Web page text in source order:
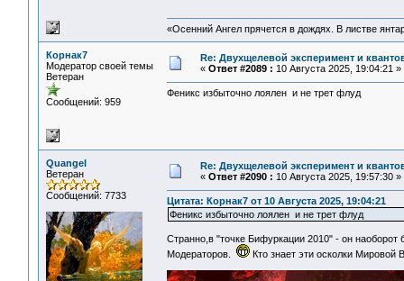
«Осенний Ангел прячется в дождях. В листве
Корнак7
Модератор своей темы
Ветеран
Сообщений: 959
Re: Двухщелевой эксперимент и
« Ответ #2089 : 10 Августа 2025, 19:04:21 »
Феникс избыточно лоялен и не трет флуд
Quangel
Ветеран
Сообщений: 7733
Re: Двухщелевой эксперимент и
« Ответ #2090 : 10 Августа 2025, 19:57:30 »
Цитата: Корнак7 от 10 Августа 2025, 19:04:21
Феникс избыточно лоялен и не трет флуд
Странно,в "точке Бифуркации 2010" - он
Модераторов.
Кто знает эти осколки Мировой